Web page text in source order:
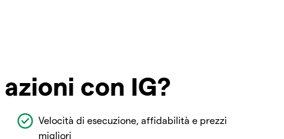
con IG?
Velocità di esecuzione, affidabilità e prezzi
migliori